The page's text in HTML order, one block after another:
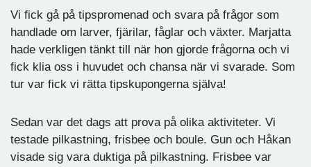
Vi fick gå på tipspromenad och svara på frågor som
handlade om larver, fjärilar, fåglar och växter. Marjatta
hade verkligen tänkt till när hon gjorde frågorna och vi
fick klia oss i huvudet och chansa när vi svarade. Som
tur var fick vi rätta tipskupongerna själva!
Sedan var det dags att prova på olika aktiviteter. Vi
testade pilkastning, frisbee och boule. Gun och Håkan
visade sig vara duktiga på pilkastning. Frisbee var